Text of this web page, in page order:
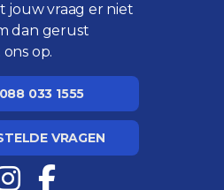
jouw vraag er niet
dan gerust
op.
033 1555
VRAGEN